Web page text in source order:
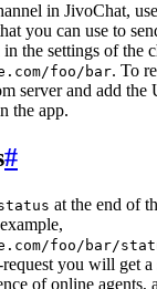
in JivoChat,
you can use to
the settings of the
foo/bar. To
server and add the
the app.
#
at the end of
foo/bar/
request you will get a
of online agents,